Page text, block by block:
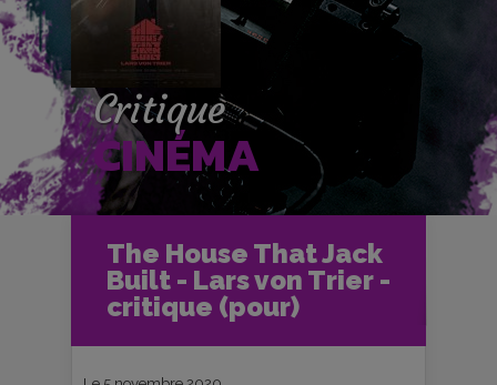
Critique
CINÉMA
The House That Jack
Built - Lars von Trier -
critique (pour)
Accueil
Cinéma
Critiques et fiches films
The House That Jack Built - Lars von
Trier - critique (pour)